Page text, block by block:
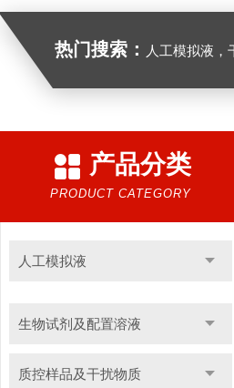
热门搜索： 人工模拟液
产品分类
PRODUCT CATEGORY
人工模拟液
生物试剂及配置溶液
质控样品及干扰物质